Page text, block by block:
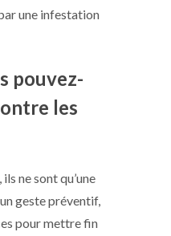
une infestation
pouvez-
les
ne sont qu’une
geste préventif,
pour mettre fin